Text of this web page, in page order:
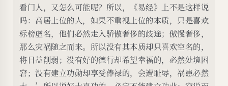
看门人，又怎么可能呢？所以，《易经》上不是这样说
吗：高居上位的人，如果不重视上位的本质，只是喜欢
标榜虚名，他们必然走入骄傲奢侈的歧途；傲慢奢侈，
那么灾祸随之而来。所以没有其本质却只喜欢空名的，
将日益削弱；没有好的德行却希望幸福的，必然处境困
窘；没有建立功勋却享受俸禄的，会遭耻辱，祸患必然